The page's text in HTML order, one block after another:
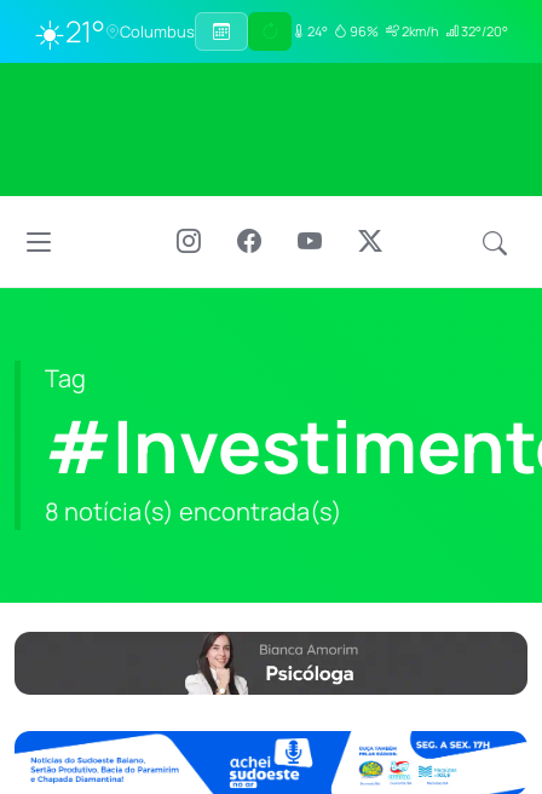
☀️21° Columbus 24° 96% 2km/h 32°/20°
Tag
8 notícia(s) encontrada(s)